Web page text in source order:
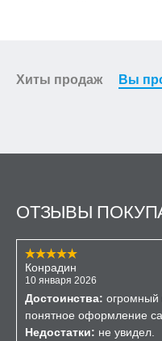
Хиты продаж Вы
ОТЗЫВЫ
Конрадин
10 января 2026
Достоинства: огромный
понятное оформление
Недостатки: не увидел.